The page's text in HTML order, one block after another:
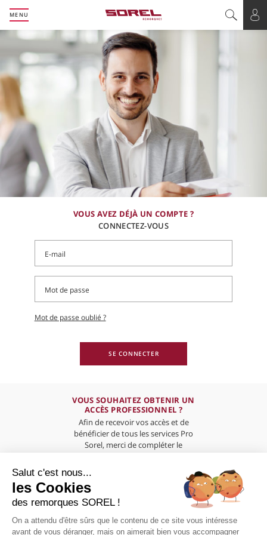
MENU Basculer
VOUS AVEZ DÉJÀ UN COMPTE ?
CONNECTEZ-VOUS
Mot de passe oublié ?
SE CONNECTER
VOUS SOUHAITEZ OBTENIR UN
ACCÈS PROFESSIONNEL ?
Afin de recevoir vos accès et de
bénéficier de tous les services Pro
Sorel, merci de compléter le
PRÉSENTATION
Salut c'est nous...
les Cookies
des remorques SOREL !
On a attendu d'être sûrs que le contenu de ce site vous intéresse
avant de vous déranger, mais on aimerait bien vous accompagner